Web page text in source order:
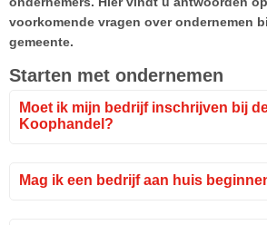
voorkomende vragen over ondernemen
gemeente.
Starten met ondernemen
Moet ik mijn bedrijf inschrijven bij
Koophandel?
Mag ik een bedrijf aan huis